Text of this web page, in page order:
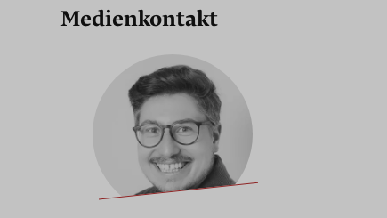
Medienkontakt